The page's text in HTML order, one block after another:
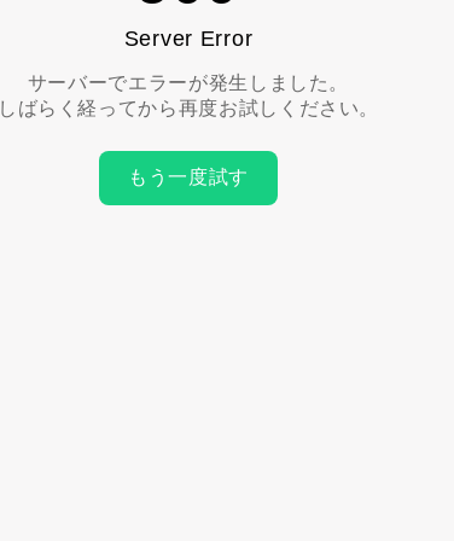
Server Error
サーバーでエラーが発生しました。
しばらく経ってから再度お試しください。
もう一度試す